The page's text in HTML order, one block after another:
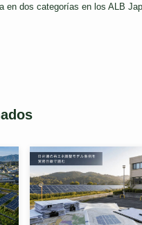
en dos categorías en los ALB